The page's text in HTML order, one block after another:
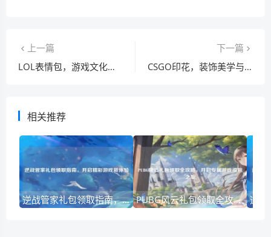
上一篇
LOL表情包，游戏文化符号与社交新宠
下一篇
CSGO印花，装饰美学与价值差异探寻
相关推荐
逆战管家礼包领取指南，开启精彩游戏新体验 PUBG风云礼包领取全攻略，开启专属游戏福利之旅